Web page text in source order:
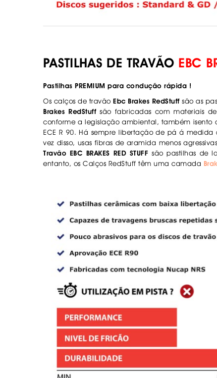
PASTILHAS DE TRAVÃO EBC
Pastilhas PREMIUM para condução rápida !
Os calços de travão Ebc Brakes RedStuff são as
Brakes RedStuff são fabricadas com materiais
conforme a legislação ambiental, também isento
ECE R 90. Há sempre libertação de pá á
vez disso, usas fibras de aramida menos
Travão EBC BRAKES RED STUFF são pastilhas de
entanto, os Calços RedStuff têm uma camada